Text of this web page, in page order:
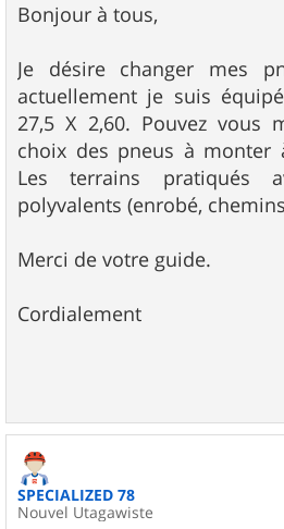
s
s
g
e
Bonjour à tous,
Je désire changer mes
actuellement je suis équipé
27,5 X 2,60. Pouvez vous
choix des pneus à monter
Les terrains pratiqués
polyvalents (enrobé,
Merci de votre guide.
Cordialement
SPECIALIZED 78
Nouvel Utagawiste